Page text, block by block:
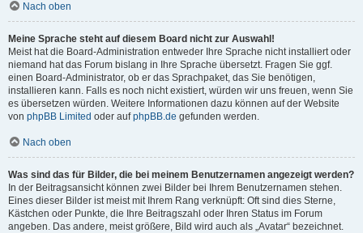
Nach oben
Meine Sprache steht auf diesem Board nicht zur Auswahl!
Meist hat die Board-Administration entweder Ihre Sprache nicht installiert oder
niemand hat das Forum bislang in Ihre Sprache übersetzt. Fragen Sie ggf.
einen Board-Administrator, ob er das Sprachpaket, das Sie benötigen,
installieren kann. Falls es noch nicht existiert, würden wir uns freuen, wenn Sie
es übersetzen würden. Weitere Informationen dazu können auf der Website
von phpBB Limited oder aufphpBB.de gefunden werden.
Nach oben
Was sind das für Bilder, die bei meinem Benutzernamen angezeigt werden?
In der Beitragsansicht können zwei Bilder bei Ihrem Benutzernamen stehen.
Eines dieser Bilder ist meist mit Ihrem Rang verknüpft: Oft sind dies Sterne,
Kästchen oder Punkte, die Ihre Beitragszahl oder Ihren Status im Forum
angeben. Das andere, meist größere, Bild wird auch als „Avatar“ bezeichnet.